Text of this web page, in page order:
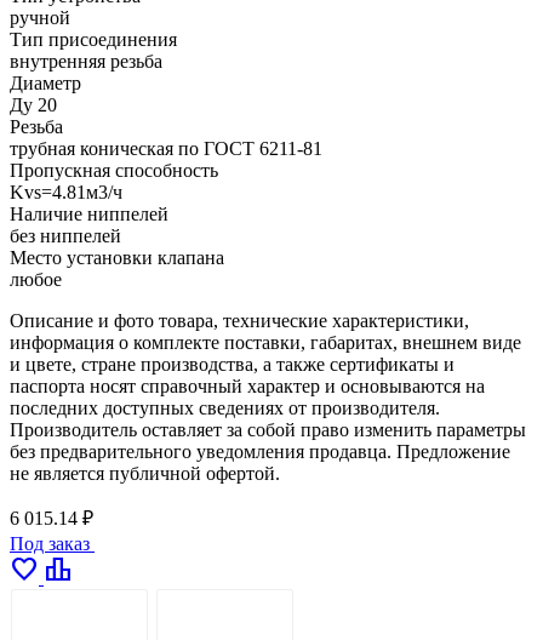
ручной
Тип присоединения
внутренняя резьба
Диаметр
Ду 20
Резьба
трубная коническая по ГОСТ 6211-81
Пропускная способность
Kvs=4.81м3/ч
Наличие ниппелей
без ниппелей
Место установки клапана
любое
Описание и фото товара, технические характеристики,
информация о комплекте поставки, габаритах, внешнем виде
и цвете, стране производства, а также сертификаты и
паспорта носят справочный характер и основываются на
последних доступных сведениях от производителя.
Производитель оставляет за собой право изменить параметры
без предварительного уведомления продавца. Предложение
не является публичной офертой.
6 015.14 ₽
Под заказ
favorite leaderboard